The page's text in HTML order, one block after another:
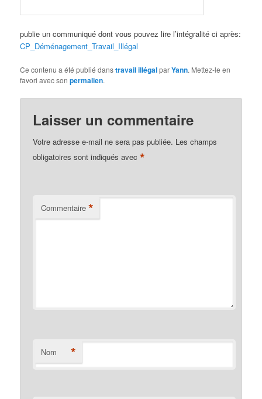
publie un communiqué dont vous pouvez lire l’intégralité ci après:
CP_Déménagement_Travail_Illégal
Ce contenu a été publié danstravail illégalparYann. Mettez-le en
favori avec sonpermalien.
Laisser un commentaire
Votre adresse e-mail ne sera pas publiée. Les champs
obligatoires sont indiqués avec*
Commentaire *
Nom *